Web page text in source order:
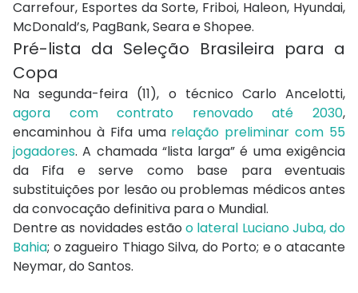
Carrefour, Esportes da Sorte, Friboi, Haleon, Hyundai,
McDonald’s, PagBank, Seara e Shopee.
Pré-lista da Seleção Brasileira para a
Copa
Na segunda-feira (11), o técnico Carlo Ancelotti,
agora com contrato renovado até 2030,
encaminhou à Fifa uma relação preliminar com 55
jogadores. A chamada “lista larga” é uma exigência
da Fifa e serve como base para eventuais
substituições por lesão ou problemas médicos antes
da convocação definitiva para o Mundial.
Dentre as novidades estão o lateral Luciano Juba, do
Bahia; o zagueiro Thiago Silva, do Porto; e o atacante
Neymar, do Santos.